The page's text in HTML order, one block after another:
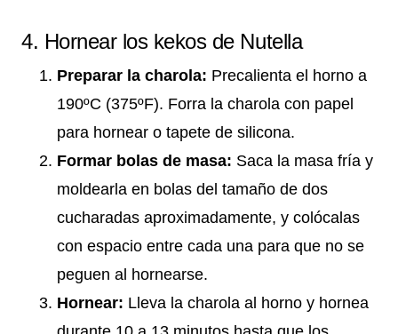
4. Hornear los kekos de Nutella
Preparar la charola: Precalienta el horno a
190ºC (375ºF). Forra la charola con papel
para hornear o tapete de silicona.
Formar bolas de masa: Saca la masa fría y
moldearla en bolas del tamaño de dos
cucharadas aproximadamente, y colócalas
con espacio entre cada una para que no se
peguen al hornearse.
Hornear: Lleva la charola al horno y hornea